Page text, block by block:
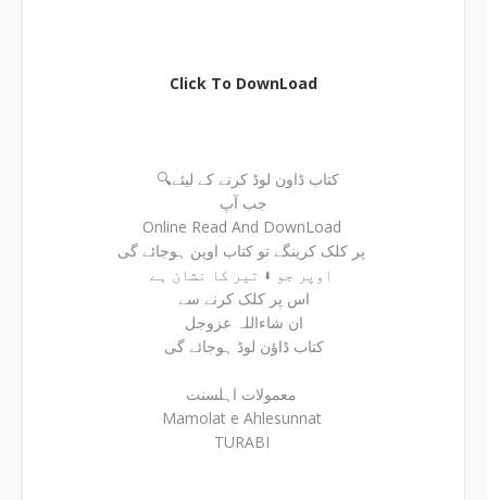
Click To DownLoad
🔍کتاب ڈاون لوڈ کرنے کے لیئے
جب آپ
Online Read And DownLoad
اس پر کلک کرنے سے
ان شاءاللہ عزوجل
کتاب ڈاؤن لوڈ ہوجائے گی
Mamolat e Ahlesunnat
TURABI